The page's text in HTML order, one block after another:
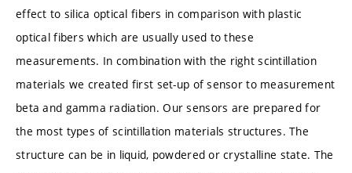
effect to silica optical fibers in comparison with plastic
optical fibers which are usually used to these
measurements. In combination with the right scintillation
materials we created first set-up of sensor to measurement
beta and gamma radiation. Our sensors are prepared for
the most types of scintillation materials structures. The
structure can be in liquid, powdered or crystalline state. The